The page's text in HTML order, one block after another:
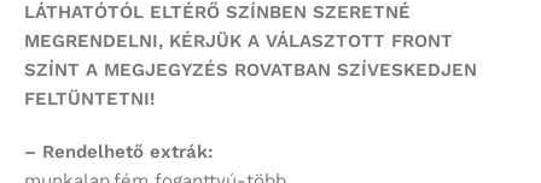
LÁTHATÓTÓL ELTÉRŐ SZÍNBEN SZERETNÉ
MEGRENDELNI, KÉRJÜK A VÁLASZTOTT FRONT
SZÍNT A MEGJEGYZÉS ROVATBAN SZÍVESKEDJEN
FELTÜNTETNI!
– Rendelhető extrák: